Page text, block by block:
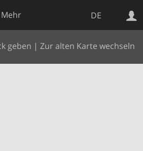
DE
Mehr
geben | Zur alten Karte wechseln
Websuche